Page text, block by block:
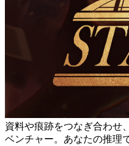
資料や痕跡をつなぎ合わせ
ベンチャー。あなたの推理